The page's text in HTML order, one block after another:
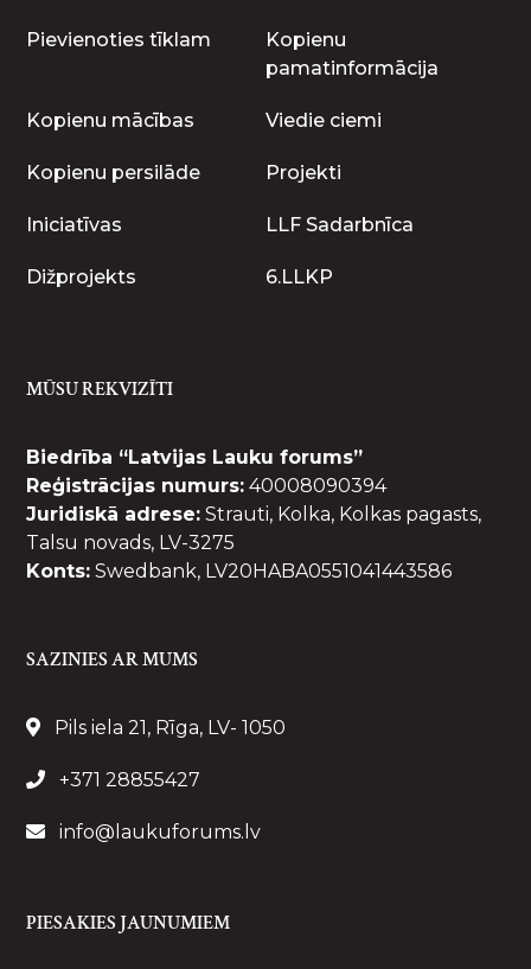
Pievienoties tīklam
Kopienu
pamatinformācija
Kopienu mācības Viedie ciemi
Kopienu persilāde Projekti
Iniciatīvas LLF Sadarbnīca
Dižprojekts 6.LLKP
MŪSU REKVIZĪTI
Biedrība “Latvijas Lauku forums”
Reģistrācijas numurs: 40008090394
Juridiskā adrese: Strauti, Kolka, Kolkas pagasts,
Talsu novads, LV-3275
Konts: Swedbank, LV20HABA0551041443586
SAZINIES AR MUMS
Pils iela 21, Rīga, LV- 1050
+371 28855427
info@laukuforums.lv
PIESAKIES JAUNUMIEM